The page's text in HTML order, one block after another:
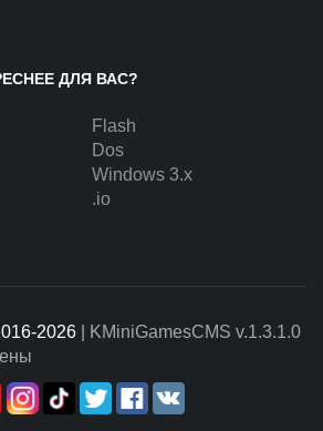
ДЛЯ ВАС?
Flash
Dos
Windows 3.x
.io
2026 | KMiniGamesCMS v.1.3.1.0